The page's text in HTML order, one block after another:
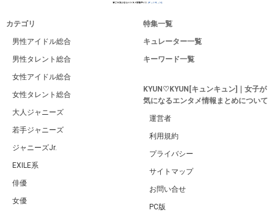
カテゴリ
男性アイドル総合
男性タレント総合
女性アイドル総合
女性タレント総合
大人ジャニーズ
若手ジャニーズ
ジャニーズJr.
EXILE系
俳優
女優
特集一覧
キュレーター一覧
キーワード一覧
KYUN♡KYUN[キュンキュン]｜女子が
気になるエンタメ情報まとめについて
運営者
利用規約
プライバシー
サイトマップ
お問い合せ
PC版